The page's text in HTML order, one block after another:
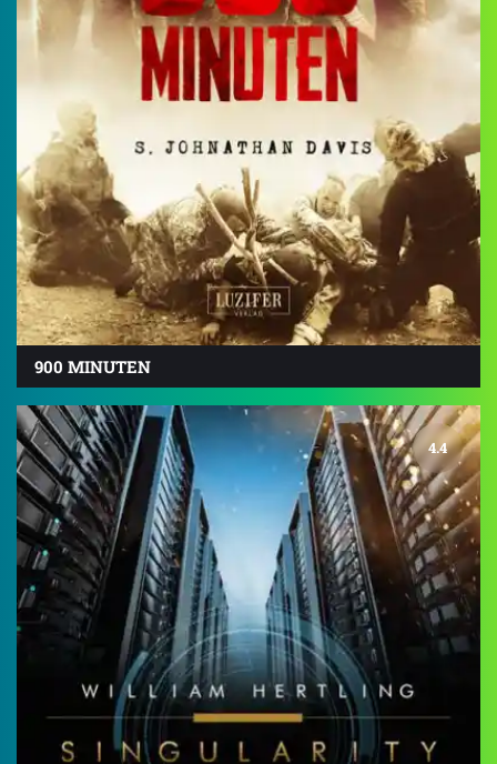
900 MINUTEN
4.4